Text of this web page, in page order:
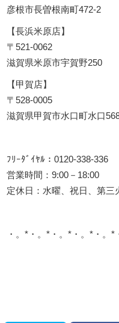
彦根市長曽根南町472-2
【長浜米原店】
〒521-0062
滋賀県米原市宇賀野250
【甲賀店】
〒528-0005
滋賀県甲賀市水口町水口
ﾌﾘｰﾀﾞｲﾔﾙ：0120-338-336
営業時間：9:00－18:00
定休日：水曜、祝日、第三
・。*・。*・。*・。*・。